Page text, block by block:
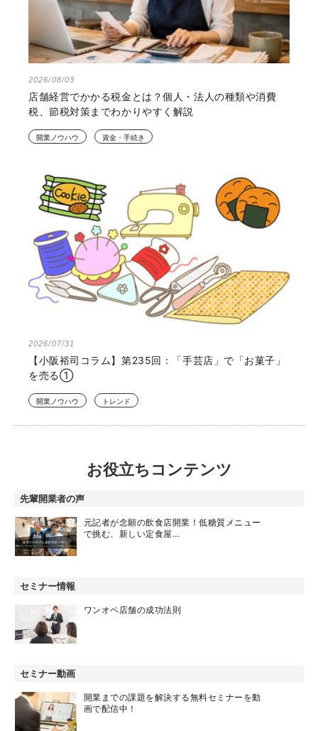
2026/08/03
店舗経営でかかる税金とは？個人・法人の種類や消費
税、節税対策までわかりやすく解説
開業ノウハウ 資金・手続き
2026/07/31
【小阪裕司コラム】第235回：「手芸店」で「お菓子」
を売る①
開業ノウハウ トレンド
お役立ちコンテンツ
先輩開業者の声
元記者が念願の飲食店開業！低糖質メニュー
で挑む、新しい定食屋…
セミナー情報
ワンオペ店舗の成功法則
セミナー動画
開業までの課題を解決する無料セミナーを動
画で配信中！